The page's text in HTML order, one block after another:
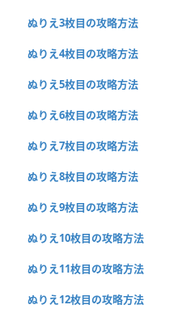
ぬりえ3枚目の攻略方法
ぬりえ4枚目の攻略方法
ぬりえ5枚目の攻略方法
ぬりえ6枚目の攻略方法
ぬりえ7枚目の攻略方法
ぬりえ8枚目の攻略方法
ぬりえ9枚目の攻略方法
ぬりえ10枚目の攻略方法
ぬりえ11枚目の攻略方法
ぬりえ12枚目の攻略方法